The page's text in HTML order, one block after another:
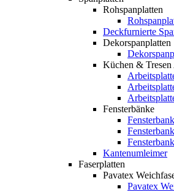
Rohspanplatten
Deckfurnierte
Dekorspanplatten
Küchen & Tresen
Fensterbänke
Kantenumleimer
Faserplatten
Pavatex
Pavatex